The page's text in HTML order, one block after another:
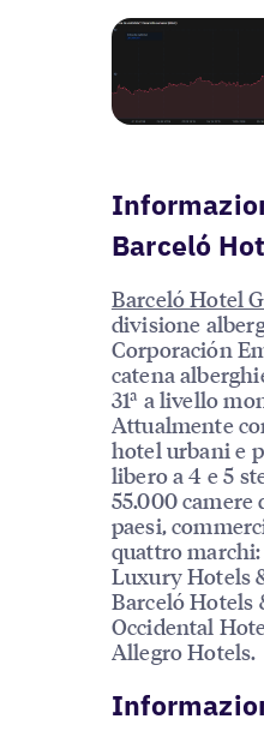
Barceló
Barceló Hotel
divisione
Corporación
catena
31ª a livello
Attualmente
hotel urbani e
libero a 4 e 5
55.000
paesi,
quattro
Luxury Hotels
Barceló Hotels
Occidental
Allegro Hotels.